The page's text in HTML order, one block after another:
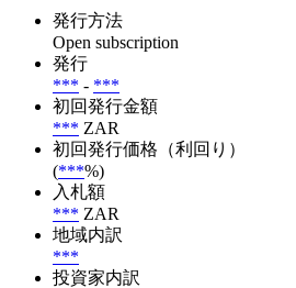
発行方法
Open subscription
発行
*** - ***
初回発行金額
*** ZAR
初回発行価格（利回り）
(***%)
入札額
*** ZAR
地域内訳
***
投資家内訳